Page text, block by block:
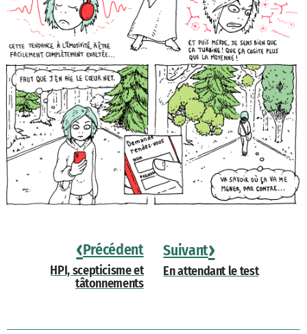
‹Précédent
HPI, scepticisme et
tâtonnements
Suivant›
En attendant le test